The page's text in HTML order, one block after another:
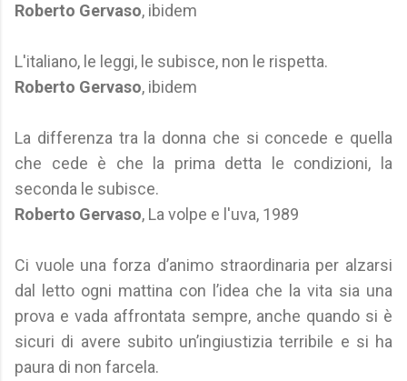
Roberto Gervaso, ibidem
L'italiano, le leggi, le subisce, non le rispetta.
Roberto Gervaso, ibidem
La differenza tra la donna che si concede e quella
che cede è che la prima detta le condizioni, la
seconda le subisce.
Roberto Gervaso, La volpe e l'uva, 1989
Ci vuole una forza d’animo straordinaria per alzarsi
dal letto ogni mattina con l’idea che la vita sia una
prova e vada affrontata sempre, anche quando si è
sicuri di avere subito un’ingiustizia terribile e si ha
paura di non farcela.